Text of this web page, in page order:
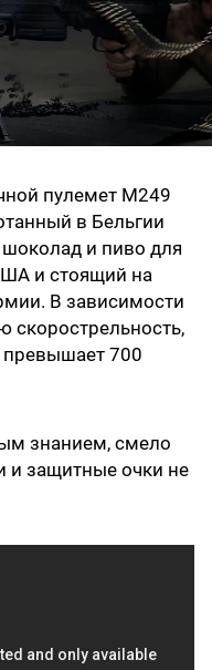
пулемет М249
в Бельгии
и пиво для
и стоящий на
В зависимости
скорострельность,
превышает 700
знанием, смело
и защитные очки не